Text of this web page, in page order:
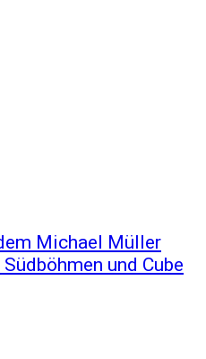
Michael Müller
und Cube